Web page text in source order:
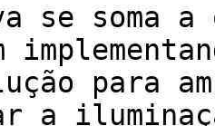
se soma a
para
a